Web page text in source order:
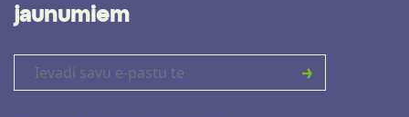
jaunumiem